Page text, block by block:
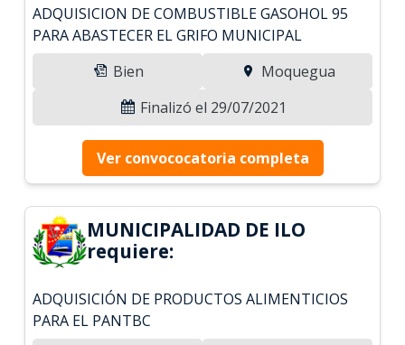
ADQUISICION DE COMBUSTIBLE GASOHOL 95
PARA ABASTECER EL GRIFO MUNICIPAL
Bien
Moquegua
Finalizó el 29/07/2021
Ver convococatoria completa
MUNICIPALIDAD DE ILO
requiere:
ADQUISICIÓN DE PRODUCTOS ALIMENTICIOS
PARA EL PANTBC